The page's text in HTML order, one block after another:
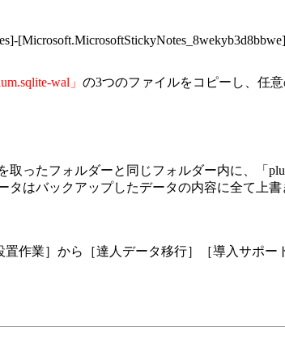
wal」 の3つのファイルをコピーし、任
ったフォルダーと同じフォルダー内に、「
はバックアップしたデータの内容に全て上書
置作業］から［達人データ移行］［導入サポ